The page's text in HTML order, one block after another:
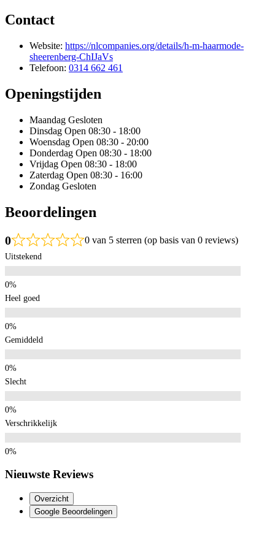
Contact
Website: https://nlcompanies.org/details/h-m-haarmode-
sheerenberg-ChIJaVs
Telefoon: 0314 662 461
Openingstijden
Maandag Gesloten
Dinsdag Open 08:30 - 18:00
Woensdag Open 08:30 - 20:00
Donderdag Open 08:30 - 18:00
Vrijdag Open 08:30 - 18:00
Zaterdag Open 08:30 - 16:00
Zondag Gesloten
Beoordelingen
0 0 van 5 sterren (op basis van 0 reviews)
Uitstekend
Heel goed
Gemiddeld
Slecht
Verschrikkelijk
Nieuwste Reviews
Overzicht
Google Beoordelingen